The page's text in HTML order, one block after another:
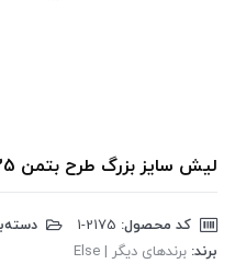
لیش سایز بزرگ طرح بتمن 125 تا 220 سانتی برند bee
کد محصول:
برند: برندهای دیگر | Else